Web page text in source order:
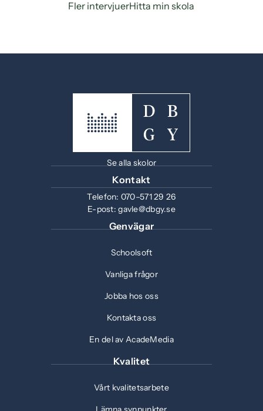
Fler intervjuerHitta min skola
Se alla skolor
Kontakt
Telefon: 070–571 29 26
E-post:gavle@dbgy.se
Genvägar
Schoolsoft
Vanliga frågor
Jobba hos oss
Kontakta oss
En del av AcadeMedia
Kvalitet
Vårt kvalitetsarbete